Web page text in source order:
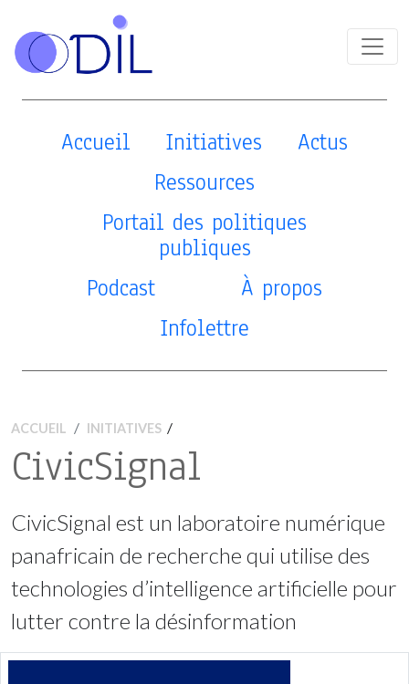
Accueil Initiatives
Actus
Ressources
Portail des politiques
publiques
Podcast
À propos
Infolettre
ACCUEIL INITIATIVES /
CivicSignal
CivicSignal est un laboratoire numérique
panafricain de recherche qui utilise des
technologies d’intelligence artificielle pour
lutter contre la désinformation